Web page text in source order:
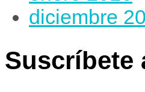
diciembre
Suscríbete